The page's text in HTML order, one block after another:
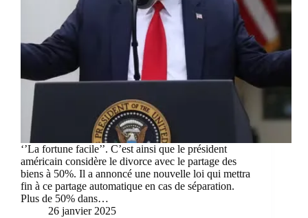
‘’La fortune facile’’. C’est ainsi que le président
américain considère le divorce avec le partage des
biens à 50%. Il a annoncé une nouvelle loi qui mettra
fin à ce partage automatique en cas de séparation.
Plus de 50% dans…
26 janvier 2025